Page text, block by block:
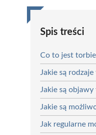
Spis treści
Co to jest
Jakie są
Jakie są
Jakie są
Jak regularne